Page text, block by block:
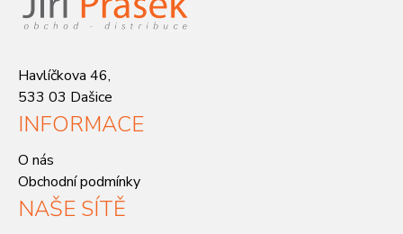
Havlíčkova 46,
533 03 Dašice
INFORMACE
O nás
Obchodní podmínky
NAŠE SÍTĚ